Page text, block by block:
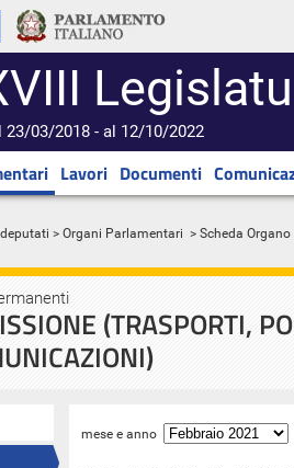
23/03/2018 - al 12/10/2022
Lavori Documenti
> Organi Parlamentari > Scheda Organo
(TRASPORTI,
mese e anno